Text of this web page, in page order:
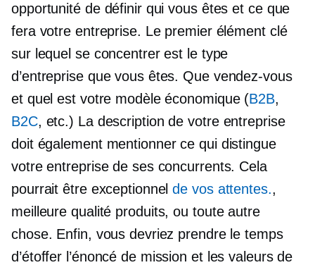
opportunité de définir qui vous êtes et ce que
fera votre entreprise. Le premier élément clé
sur lequel se concentrer est le type
d’entreprise que vous êtes. Que vendez-vous
et quel est votre modèle économique (B2B,
B2C, etc.) La description de votre entreprise
doit également mentionner ce qui distingue
votre entreprise de ses concurrents. Cela
pourrait être exceptionnelde vos attentes.,
meilleure qualité produits, ou toute autre
chose. Enfin, vous devriez prendre le temps
d’étoffer l’énoncé de mission et les valeurs de